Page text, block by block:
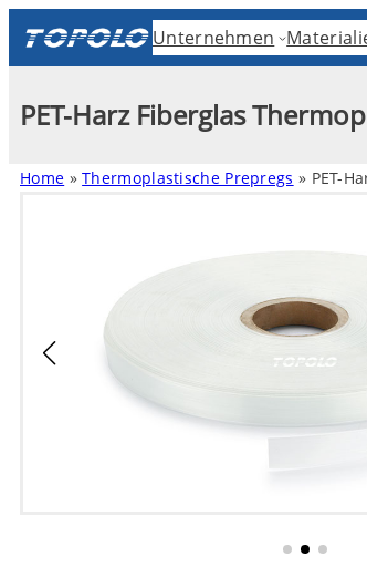
Unternehmen
PET-Harz Fiberglas
Home »Thermoplastische Prepregs » PET-